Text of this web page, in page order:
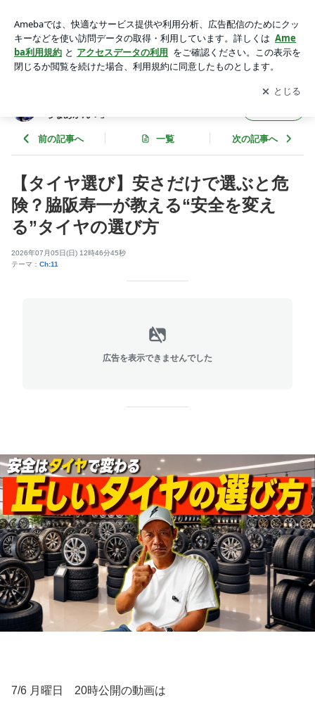
全を変える”タイヤの選び方 | 脇阪寿一オフィシャルブログ
「脇阪寿一の走らなあかん！」Powered by Ameba
アプリをダウンロードして ブログの更新通知
を受け取りまし
ょう。
開く
らなあかん！」
前の記事へ 一覧 次の記事へ
【タイヤ選び】安さだけで選ぶと危
険？脇阪寿一が教える“安全を変え
る”タイヤの選び方
2026年07月05日(日) 12時46分45秒
テーマ： Ch:11
広告を表示できませんでした
7/6 月曜日 20時公開の動画は